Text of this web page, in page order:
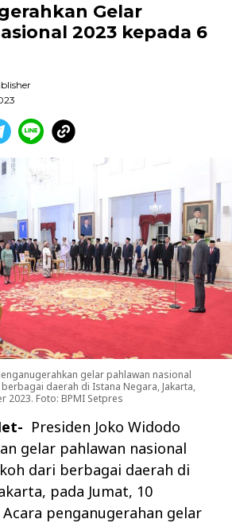
Gelar
2023 kepada 6
gelar pahlawan nasional
daerah di Istana Negara, Jakarta,
2023. Foto: BPMI Setpres
Presiden Joko Widodo
gelar pahlawan nasional
dari berbagai daerah di
pada Jumat, 10
penganugerahan gelar